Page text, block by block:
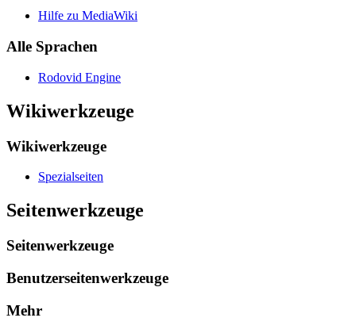
Hilfe zu MediaWiki
Alle Sprachen
Rodovid Engine
Wikiwerkzeuge
Wikiwerkzeuge
Spezialseiten
Seitenwerkzeuge
Seitenwerkzeuge
Benutzerseitenwerkzeuge
Mehr